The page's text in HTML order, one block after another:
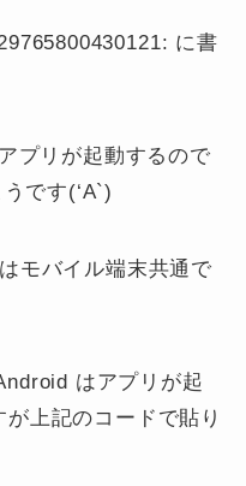
に書
プリが起動するので
です(‘A`)
モバイル端末共通で
はアプリが起
上記のコードで貼り